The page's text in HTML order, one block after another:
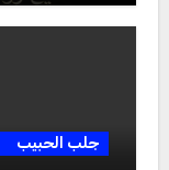
جلب الحبيب